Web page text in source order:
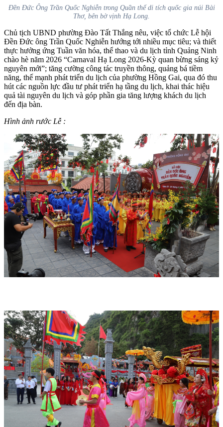
Đền Đức Ông Trần Quốc Nghiễn trong Quần thể di tích quốc gia núi Bài
Thơ, bên bờ vịnh Hạ Long.
Chủ tịch UBND phường Đào Tất Thắng nêu, việc tổ chức Lễ hội
Đền Đức ông Trần Quốc Nghiễn hướng tới nhiều mục tiêu; và thiết
thực hưởng ứng Tuần văn hóa, thể thao và du lịch tỉnh Quảng Ninh
chào hè năm 2026 “Carnaval Hạ Long 2026-Kỳ quan bừng sáng kỷ
nguyên mới”; tăng cường công tác truyền thông, quảng bá tiềm
năng, thế mạnh phát triển du lịch của phường Hồng Gai, qua đó thu
hút các nguồn lực đầu tư phát triển hạ tầng du lịch, khai thác hiệu
quả tài nguyên du lịch và góp phần gia tăng lượng khách du lịch
đến địa bàn.
Hình ảnh rước Lễ :